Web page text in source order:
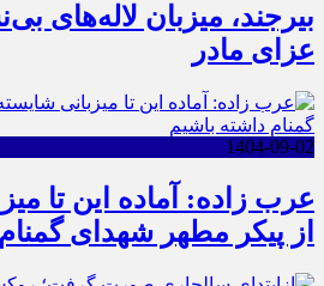
بیرجند، میزبان لاله‌های
عزای مادر
1404-09-02
عرب زاده: آماده این تا
از پیکر مطهر شهدای